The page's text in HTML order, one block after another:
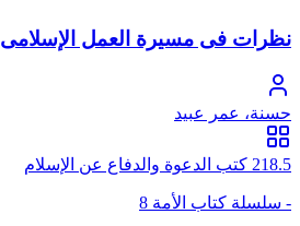
نظرات فى مسيرة العمل الإسلامى
حسنة، عمر عبيد
218.5 كتب الدعوة والدفاع عن الإسلام
- سلسلة كتاب الأمة 8